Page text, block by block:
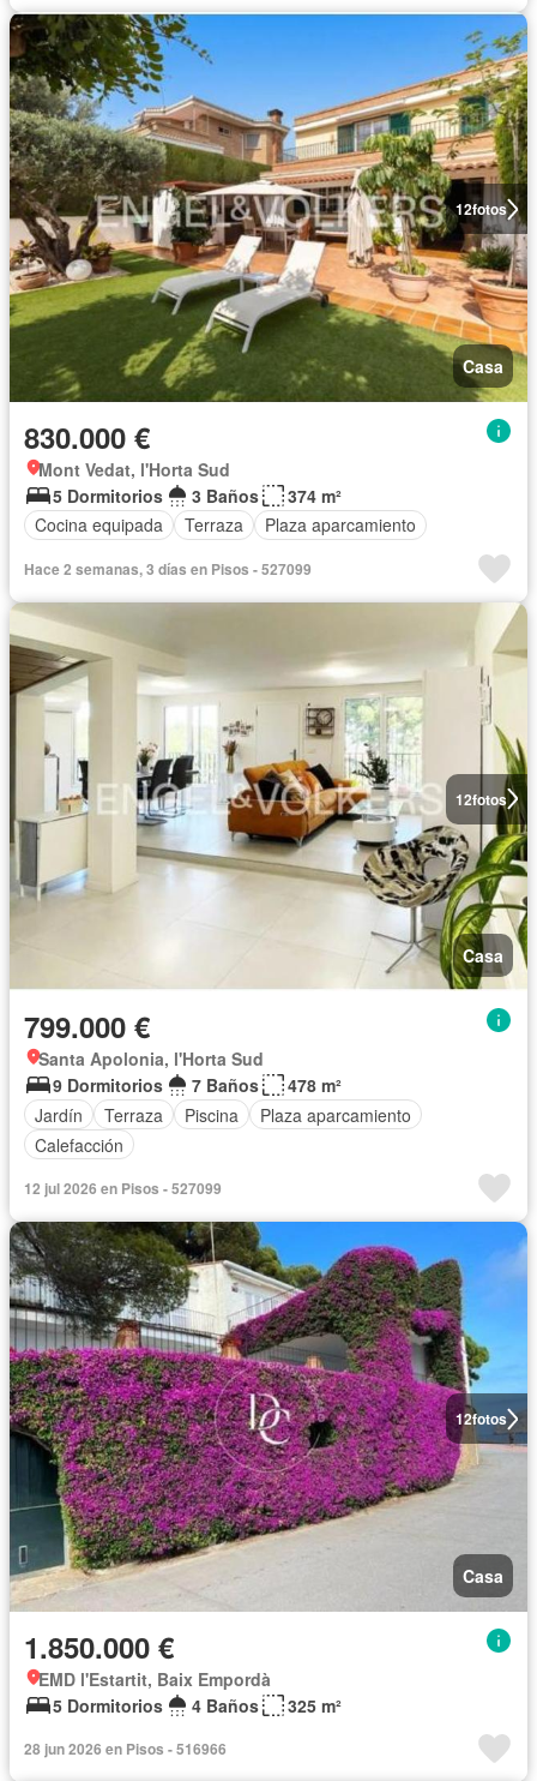
12fotos
Casa
830.000 €
Mont Vedat, l'Horta Sud
5 Dormitorios
3 Baños
374 m²
Cocina equipada
Terraza Plaza aparcamiento
Hace 2 semanas, 3 días en Pisos - 527099
12fotos
Casa
799.000 €
Santa Apolonia, l'Horta Sud
9 Dormitorios
7 Baños
478 m²
Jardín
Terraza Piscina
Plaza aparcamiento
Calefacción
12 jul 2026 en Pisos - 527099
12fotos
Casa
1.850.000 €
EMD l'Estartit, Baix Empordà
5 Dormitorios
4 Baños 325 m²
28 jun 2026 en Pisos - 516966